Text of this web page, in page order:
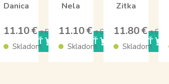
KÚPIŤ
Danica
11.10 €s DPH
Skladom KÚPIŤ
Nela
11.10 €s DPH
Skladom KÚPIŤ
Zitka
11.80 €s DPH
Skladom